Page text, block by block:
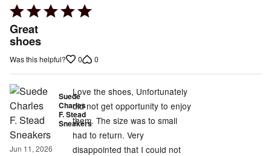
Rated
5
out
Great
shoes
Was this helpful? 0 0
Suede
Charles
F. Stead
Sneakers
Jun 11, 2026
Love the shoes, Unfortunately
did not get opportunity to enjoy
them. The size was to small
had to return. Very
disappointed that I could not